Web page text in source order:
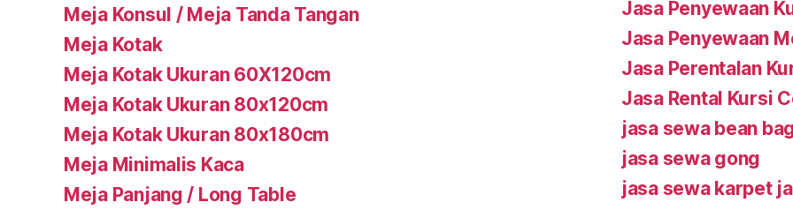
Meja Konsul / Meja Tanda Tangan
Meja Kotak
Meja Kotak Ukuran 60X120cm
Meja Kotak Ukuran 80x120cm
Meja Kotak Ukuran 80x180cm
Meja Minimalis Kaca
Meja Panjang / Long Table
Jasa Penyewaan
Jasa Penyewaan
Jasa Perentalan
Jasa Rental Kursi
jasa sewa bean
jasa sewa gong
jasa sewa karpet